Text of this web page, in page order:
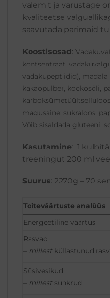
valemit ja varustage
kvaliteetse
saavutada parimaid
Koostisosad: V
kontsentraat,
vadakupeptiidid), madala
kakaopulber, kookosõli,
magusaine: sukraloos,
Võib sisaldada gluteeni,
Kasutamine: 1
treeningut 200 ml vee
Suurus: 2270g – 70
Toiteväärtuste analüüs
Energeetiline väärtus
Rasvad
– millest küllastunud
Süsivesikud
– millest suhkrud